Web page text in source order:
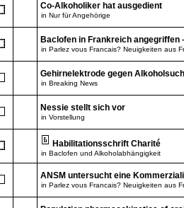
Co-Alkoholiker hat ausgedient
in Nur für Angehörige
Baclofen in Frankreich angegriffen
in Parlez vous Francais? Neuigkeiten aus
Gehirnelektrode gegen
in Breaking News
Nessie stellt sich vor
in Vorstellung
Habilitationsschrift Charité
in Baclofen und Alkoholabhängigkeit
ANSM untersucht eine
in Parlez vous Francais? Neuigkeiten aus